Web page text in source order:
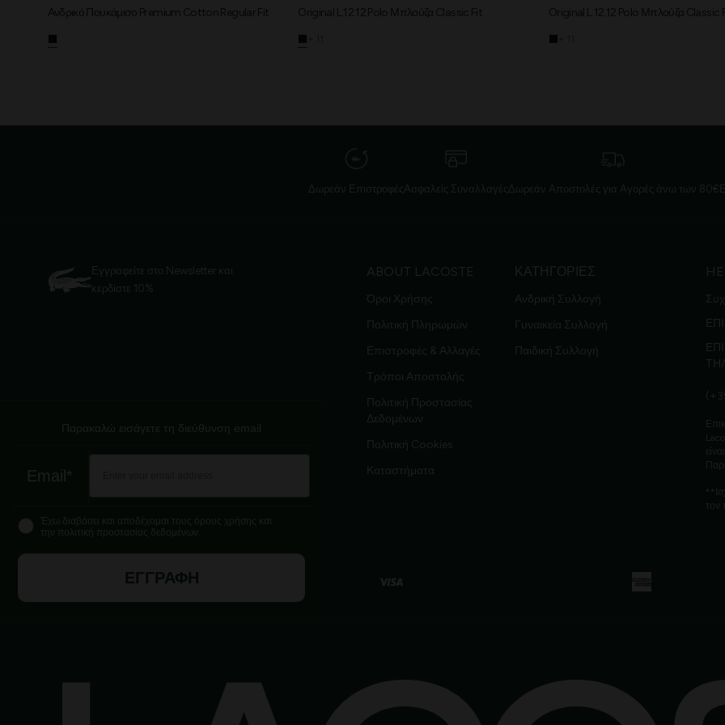
Ανδρικό Πουκάμισο Premium Cotton Regular Fit Original L.12.12 Polo Μπλούζα Classic Fit Original L.12.12 Polo Μπλούζα Classic
Δωρεάν Επιστροφές Ασφαλείς Συναλλαγές Δωρεάν Αποστολές για Αγορές άνω των 80€
Εγγραφείτε στο Newsletter και
κερδίστε 10%
Παρακαλώ εισάγετε τη διεύθυνση email
Email*
Έχω διαβάσει και αποδέχομαι τους όρους χρήσης και
την πολιτική προστασίας δεδομένων.
ΕΓΓΡΑΦΗ
ABOUT LACOSTE
Όροι Χρήσης
Πολιτική Πληρωμών
Επιστροφές & Αλλαγές
Τρόποι Αποστολής
Πολιτική Προστασίας
Δεδομένων
Πολιτική Cookies
Καταστήματα
ΚΑΤΗΓΟΡΙΕΣ
Ανδρική Συλλογή
Γυναικεία Συλλογή
Παιδική Συλλογή
τον